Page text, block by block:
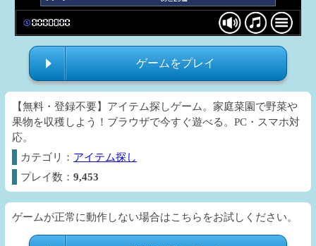
ゲームをプレイ
【無料・登録不要】アイテム探しゲーム。家庭菜園で野菜や
果物を収穫しよう！ブラウザで今すぐ遊べる。PC・スマホ対
応。
カテゴリ： アイテム探し
プレイ数：9,453
ゲームが正常に動作しない場合はこちらをお試しください。